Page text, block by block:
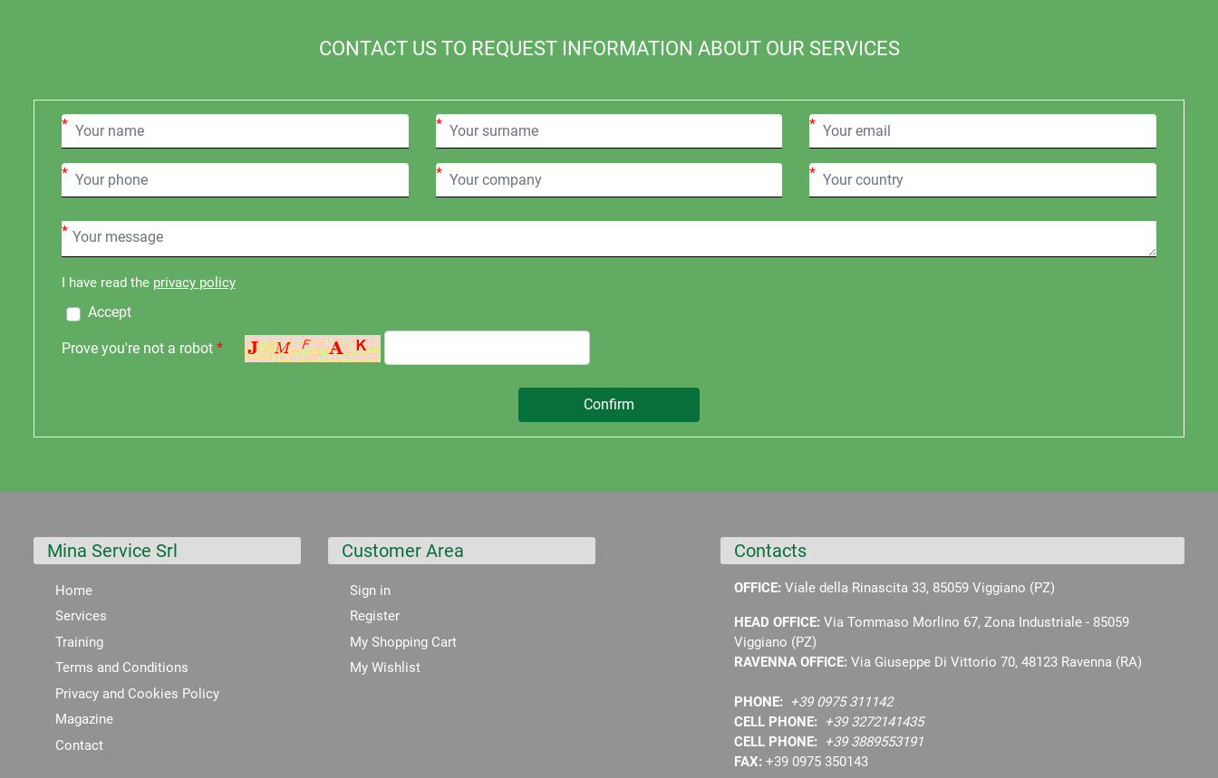
CONTACT US TO REQUEST INFORMATION ABOUT OUR SERVICES
* * *
* * *
*
I have read the privacy policy
Accept
Prove you're not a robot *
Mina Service Srl
Home
Services
Training
Terms and Conditions
Privacy and Cookies Policy
Magazine
Contact
Customer Area
Sign in
Register
My Shopping Cart
My Wishlist
Contacts
OFFICE:Viale della Rinascita 33, 85059 Viggiano (PZ)
HEAD OFFICE:Via Tommaso Morlino 67, Zona Industriale - 85059
Viggiano (PZ)
RAVENNA OFFICE:Via Giuseppe Di Vittorio 70, 48123 Ravenna (RA)
PHONE: +39 0975 311142
CELL PHONE: +39 3272141435
CELL PHONE: +39 3889553191
FAX:+39 0975 350143